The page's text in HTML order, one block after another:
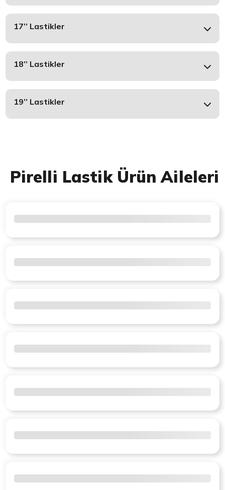
17’’ Lastikler
18’’ Lastikler
19’’ Lastikler
Pirelli Lastik Ürün Aileleri